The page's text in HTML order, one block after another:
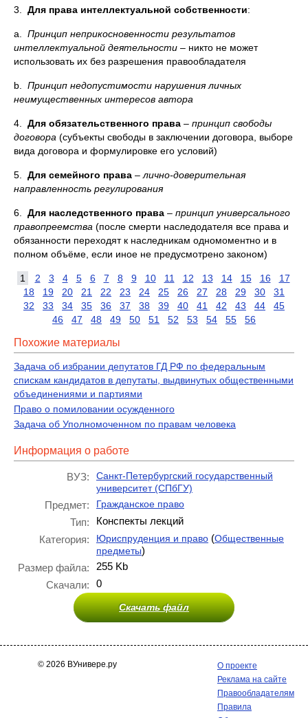
3. Для права интеллектуальной собственности:
a. Принцип неприкосновенности результатов
интеллектуальной деятельности – никто не может
использовать их без разрешения правообладателя
b. Принцип недопустимости нарушения личных
неимущественных интересов автора
4. Для обязательственного права – принцип свободы
договора (субъекты свободы в заключении договора, выборе
вида договора и формулировке его условий)
5. Для семейного права – лично-доверительная
направленность регулирования
6. Для наследственного права – принцип универсального
правопреемства (после смерти наследодателя все права и
обязанности переходят к наследникам одномоментно и в
полном объёме, если иное не предусмотрено законом)
1 2 3 4 5 6 7 8 9 10 11 12 13 14 15 16
17
18
19 20 21 22 23 24 25 26 27 28 29 30
31
32
33 34 35 36 37 38 39 40 41 42 43 44
45
46
47 48 49 50 51 52 53 54 55 56
Похожие материалы
Задача об избрании депутатов ГД РФ по федеральным
спискам кандидатов в депутаты, выдвинутых общественными
объединениями и партиями
Право о помиловании осужденного
Задача об Уполномоченном по правам человека
Информация о работе
ВУЗ:
Санкт-Петербургский государственный
университет (СПбГУ)
Предмет: Гражданское право
Тип:
Конспекты лекций
Категория:
Юриспруденция и право (Общественные
предметы)
Размер файла:
255 Kb
Скачали:
0
Скачать файл
© 2026 ВУнивере.ру
О проекте
Реклама на сайте
Правообладателям
Правила